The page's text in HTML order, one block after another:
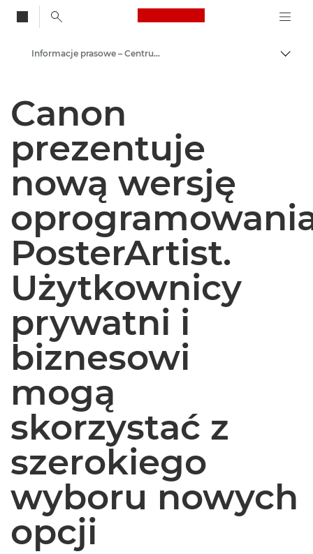
Canon Logo, back
Centrum prasowe
Informacje prasowe – Centrum Prasowe Canon
Canon
prezentuje
nową wersję
PosterArtist.
Użytkownicy
prywatni i
biznesowi
mogą
skorzystać z
szerokiego
wyboru nowych
opcji